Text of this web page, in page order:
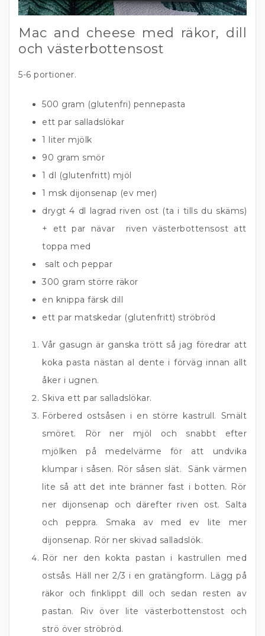
Mac and cheese med räkor, dill
och västerbottensost
5-6 portioner.
500 gram (glutenfri) pennepasta
ett par salladslökar
1 liter mjölk
90 gram smör
1 dl (glutenfritt) mjöl
1 msk dijonsenap (ev mer)
drygt 4 dl lagrad riven ost (ta i tills du skäms)
+ ett par nävar riven västerbottensost att
toppa med
salt och peppar
300 gram större räkor
en knippa färsk dill
ett par matskedar (glutenfritt) ströbröd
Vår gasugn är ganska trött så jag föredrar att
koka pasta nästan al dente i förväg innan allt
åker i ugnen.
Skiva ett par salladslökar.
Förbered ostsåsen i en större kastrull. Smält
smöret. Rör ner mjöl och snabbt efter
mjölken på medelvärme för att undvika
klumpar i såsen. Rör såsen slät. Sänk värmen
lite så att det inte bränner fast i botten. Rör
ner dijonsenap och därefter riven ost. Salta
och peppra. Smaka av med ev lite mer
dijonsenap. Rör ner skivad salladslök.
Rör ner den kokta pastan i kastrullen med
ostsås. Häll ner 2/3 i en gratängform. Lägg på
räkor och finklippt dill och sedan resten av
pastan. Riv över lite västerbottenstost och
strö över ströbröd.